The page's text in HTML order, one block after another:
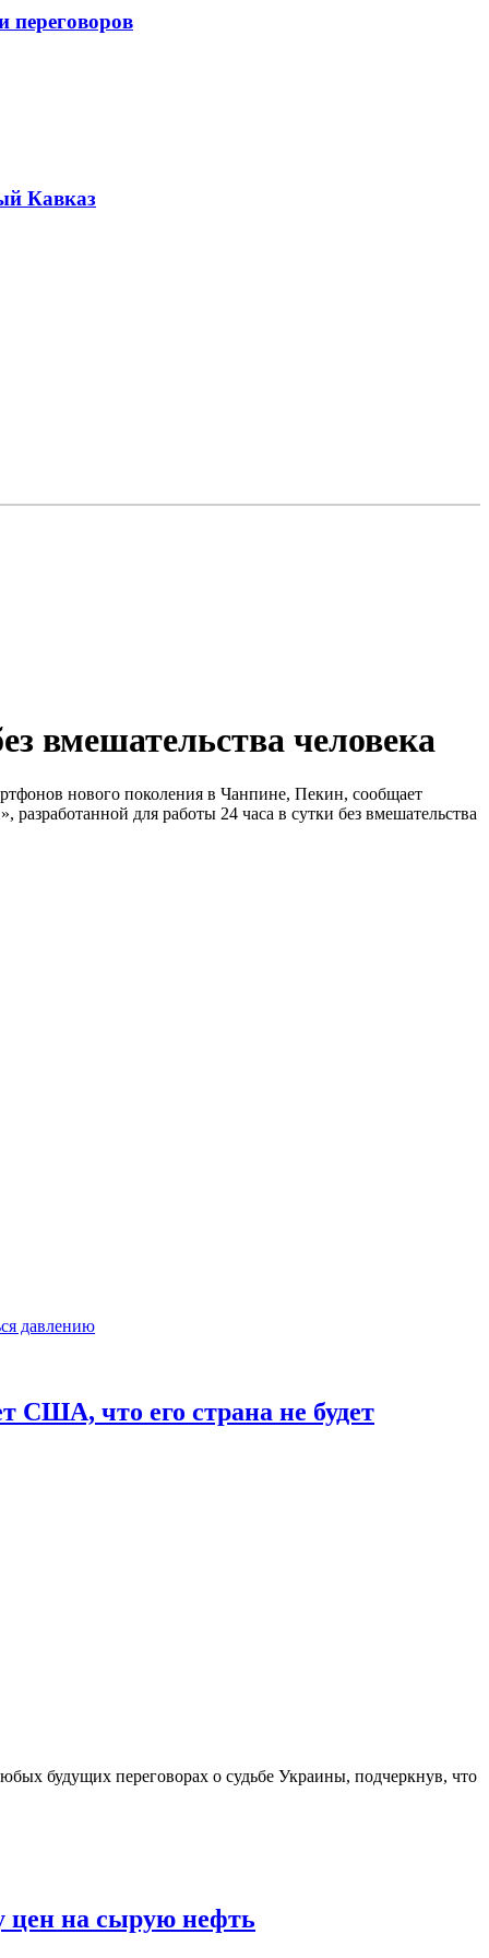
переговоров
Кавказ
вмешательства человека
нового поколения в Чанпине, Пекин, сообщает
для работы 24 часа в сутки без вмешательства
США, что его страна не будет
будущих переговорах о судьбе Украины, подчеркнув, что
цен на сырую нефть